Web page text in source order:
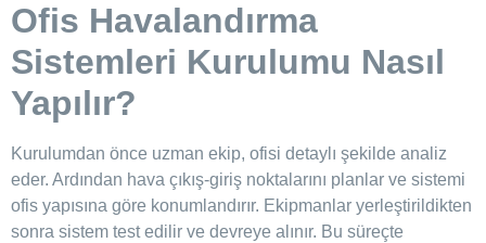
Ofis Havalandırma
Sistemleri Kurulumu Nasıl
Yapılır?
Kurulumdan önce uzman ekip, ofisi detaylı şekilde analiz
eder. Ardından hava çıkış-giriş noktalarını planlar ve sistemi
ofis yapısına göre konumlandırır. Ekipmanlar yerleştirildikten
sonra sistem test edilir ve devreye alınır. Bu süreçte